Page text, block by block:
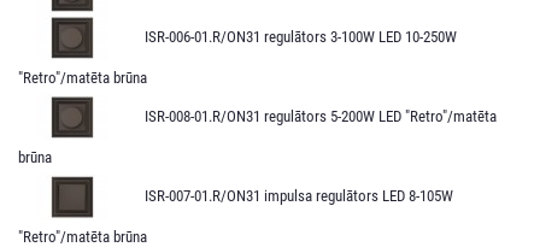
ISR-006-01.R/ON31 regulātors 3-100W LED 10-250W
"Retro"/matēta brūna
ISR-008-01.R/ON31 regulātors 5-200W LED "Retro"/matēta
brūna
ISR-007-01.R/ON31 impulsa regulātors LED 8-105W
"Retro"/matēta brūna